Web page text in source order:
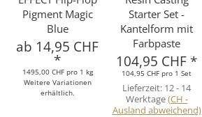
Pigment Magic
Blue
ab 14,95 CHF
*
1495,00 CHF pro 1 kg
Weitere Variationen
erhältlich.
Starter Set -
Kantelform mit
Farbpaste
104,95 CHF *
104,95 CHF pro 1 Set
Lieferzeit: 12 - 14
Werktage(CH -
Ausland abweichend)